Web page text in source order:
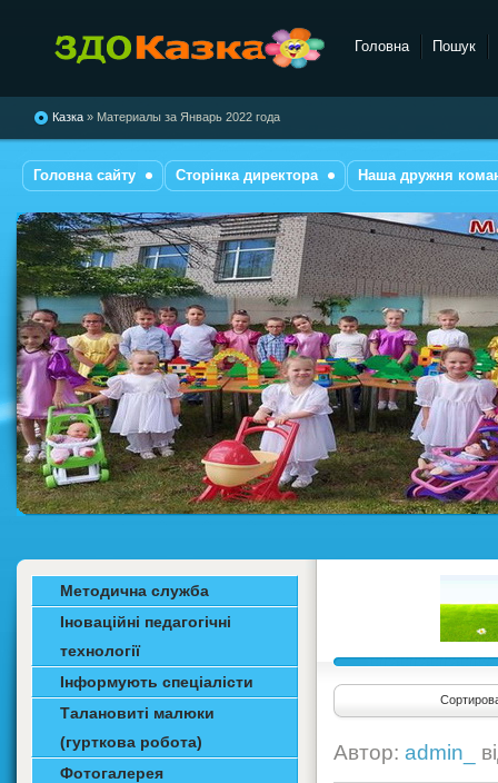
"Казка"
Головна Пошук
Казка » Материалы за Январь 2022 года
Головна сайту Сторінка директора Наша дружня
Автор: admin_
Методична служба
Іноваційні педагогічні
технології
Інформують спеціалісти
Талановиті малюки
(гурткова робота)
Фотогалерея